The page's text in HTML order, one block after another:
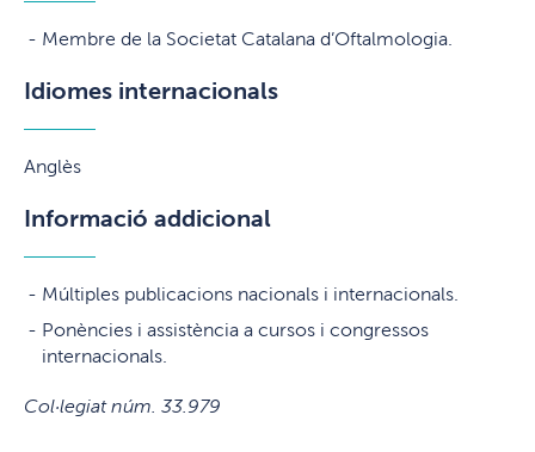
Membre de la Societat Catalana d’Oftalmologia.
Idiomes internacionals
Anglès
Informació addicional
Múltiples publicacions nacionals i internacionals.
Ponències i assistència a cursos i congressos
internacionals.
Col·legiat núm. 33.979